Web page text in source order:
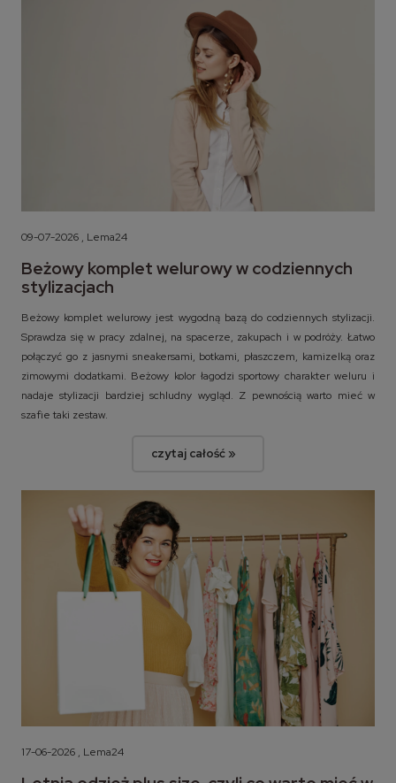
09-07-2026 , Lema24
Beżowy komplet welurowy w codziennych
stylizacjach
Beżowy komplet welurowy jest wygodną bazą do codziennych stylizacji.
Sprawdza się w pracy zdalnej, na spacerze, zakupach i w podróży. Łatwo
połączyć go z jasnymi sneakersami, botkami, płaszczem, kamizelką oraz
zimowymi dodatkami. Beżowy kolor łagodzi sportowy charakter weluru i
nadaje stylizacji bardziej schludny wygląd. Z pewnością warto mieć w
szafie taki zestaw.
czytaj całość »
17-06-2026 , Lema24